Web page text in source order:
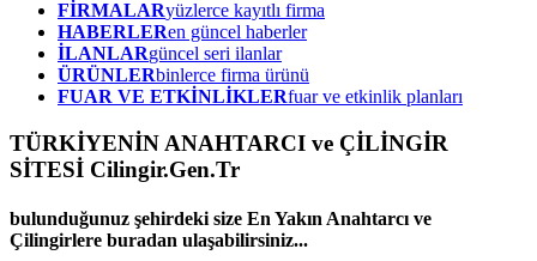
FİRMALARyüzlerce kayıtlı firma
HABERLERen güncel haberler
İLANLARgüncel seri ilanlar
ÜRÜNLERbinlerce firma ürünü
FUAR VE ETKİNLİKLERfuar ve etkinlik planları
TÜRKİYENİN ANAHTARCI ve ÇİLİNGİR
SİTESİ Cilingir.Gen.Tr
bulunduğunuz şehirdeki size En Yakın Anahtarcı ve
Çilingirlere buradan ulaşabilirsiniz...